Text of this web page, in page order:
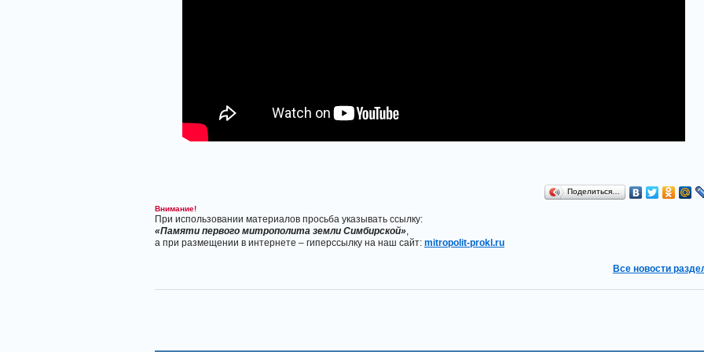
Поделиться…
Внимание!
При использовании материалов просьба указывать ссылку:
«Памяти первого митрополита земли Симбирской»,
а при размещении в интернете – гиперссылку на наш сайт: mitropolit-prokl.ru
Все новости